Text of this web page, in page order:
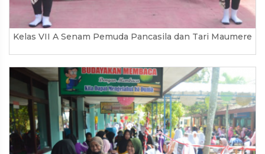
Kelas VII A Senam Pemuda Pancasila dan Tari Maumere